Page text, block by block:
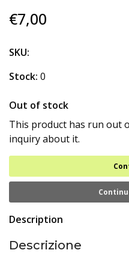
€7,00
SKU:
Stock: 0
Out of stock
This product has run out
inquiry about it.
Description
Descrizione